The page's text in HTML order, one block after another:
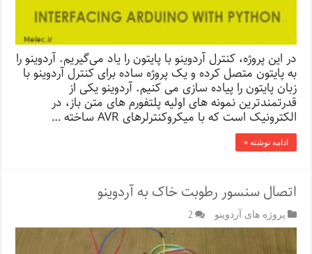
در این پروژه، کنترل آردوینو با پایتون را یاد می‌گیریم. آردوینو را
به پایتون متصل کرده و یک پروژه ساده برای کنترل آردوینو با
زبان پایتون را پیاده سازی می کنیم. آردوینو یکی از
قدرتمندترین نمونه های اولیه پلتفورم های متن باز، در
الکترونیک است که با میکروکنترلرهای AVR ساخته …
ادامه نوشته »
اتصال سنسور رطوبت خاک به آردوینو
پروژه های آردوینو 2